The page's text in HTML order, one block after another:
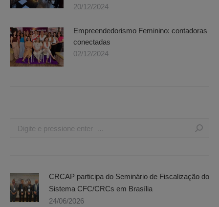
20/12/2024
Empreendedorismo Feminino: contadoras
conectadas
02/12/2024
Search:
CRCAP participa do Seminário de Fiscalização do
Sistema CFC/CRCs em Brasília
24/06/2026